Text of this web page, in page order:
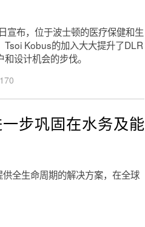
布，位于波士顿的医疗保健和生
Kobus的加入大大提升了DLR
设计机会的步伐。
步巩固在水务及能
全生命周期的解决方案，在全球